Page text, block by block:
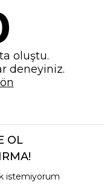
oluştu.
deneyiniz.
OL
istemiyorum